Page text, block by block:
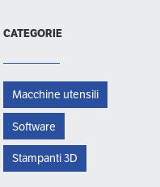
CATEGORIE
Macchine utensili
Software
Stampanti 3D